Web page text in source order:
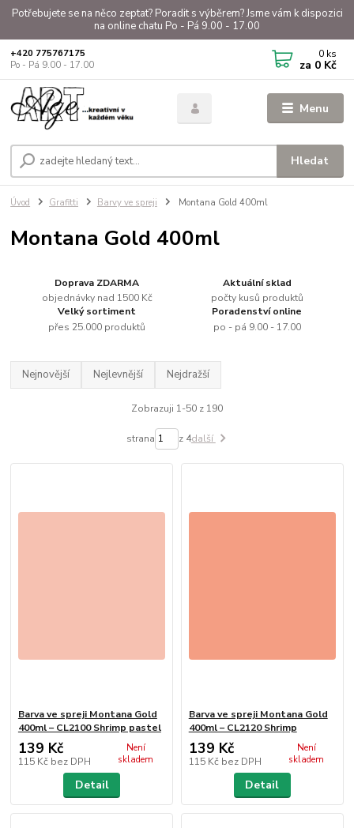
Potřebujete se na něco zeptat? Poradit s výběrem? Jsme vám k dispozici
na online chatu Po - Pá 9.00 - 17.00
Menu
Hledat
+420 775767175
Po - Pá 9.00 - 17.00
0 ks
za 0 Kč
Úvod Grafitti Barvy ve spreji Montana Gold 400ml
Montana Gold 400ml
Doprava ZDARMA
objednávky nad 1500 Kč
Aktuální sklad
počty kusů produktů
Velký sortiment
přes 25.000 produktů
Poradenství online
po - pá 9.00 - 17.00
Nejnovější Nejlevnější Nejdražší
Zobrazuji 1-50 z 190
strana z 4další
Barva ve spreji Montana Gold
400ml – CL2100 Shrimp pastel
139 Kč
115 Kč bez DPH
Není
skladem
Detail
Barva ve spreji Montana Gold
400ml – CL2120 Shrimp
139 Kč
115 Kč bez DPH
Není
skladem
Detail